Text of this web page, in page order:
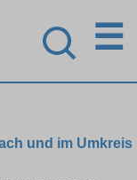
☰
und im Umkreis